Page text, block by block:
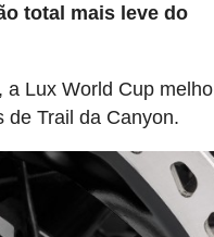
total mais leve do
a Lux World Cup
de Trail da Canyon.